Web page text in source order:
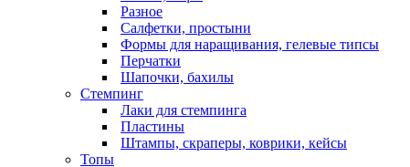
Разное
Салфетки, простыни
Формы для наращивания, гелевые типсы
Перчатки
Шапочки, бахилы
Стемпинг
Лаки для стемпинга
Пластины
Штампы, скраперы, коврики, кейсы
Топы